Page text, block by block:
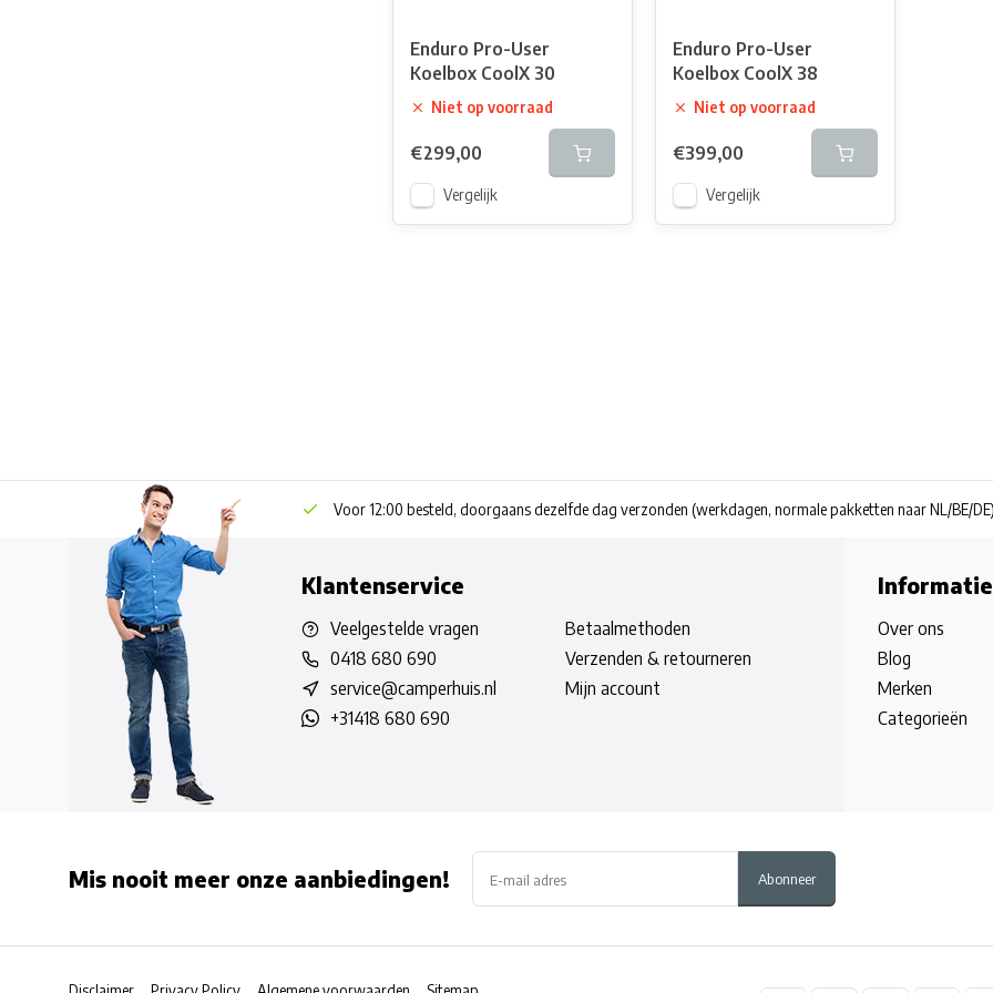
Enduro Pro-User
Koelbox CoolX 30
Niet op voorraad
€299,00
Vergelijk
Enduro Pro-User
Koelbox CoolX 38
Niet op voorraad
€399,00
Vergelijk
Voor 12:00 besteld, doorgaans dezelfde dag verzonden (werkdagen, normale pakketten naar NL/BE/
Klantenservice
Veelgestelde vragen
0418 680 690
service@camperhuis.nl
+31418 680 690
Betaalmethoden
Verzenden & retourneren
Mijn account
Informatie
Over ons
Blog
Merken
Categorieën
Mis nooit meer onze aanbiedingen! Abonneer